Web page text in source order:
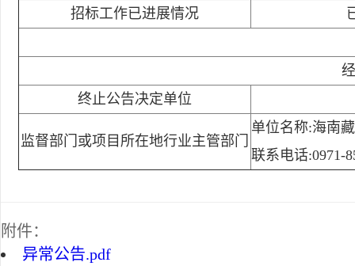
招标工作已进展情况
终止公告决定单位
监督部门或项目所在地行业主管部门
单位名称:海南
联系电话:0971-
附件：
异常公告.pdf